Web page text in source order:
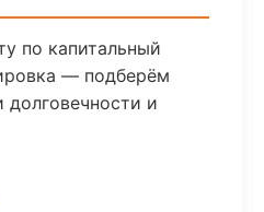
по капитальный
— подберём
долговечности и